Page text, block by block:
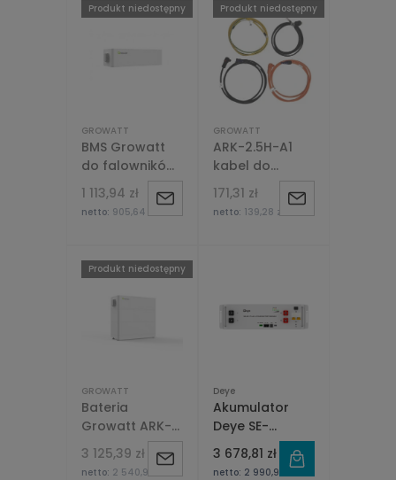
dostępności
dostępności
GROWATT
BMS Growatt
do falowników
SPH TL3-BH UP
(10 lat
gwarancji)
1 113,94 zł
netto: 905,64 zł
Produkt niedostępny
Powiadom
dostępności
GROWATT
ARK-2.5H-A1
kabel do
baterii - zestaw
171,31 zł
netto: 139,28 zł
Produkt niedostępny
Powiadom
GROWATT
Bateria
Growatt ARK-
2.5H-A1 (10 lat
gwarancji)
3 125,39 zł
netto: 2 540,97 zł
Produkt niedostępny
Powiadom
Deye
Akumulator
Deye SE-
G5.1Pro-b
5,12kWh
3 678,81 zł
netto: 2 990,90 zł